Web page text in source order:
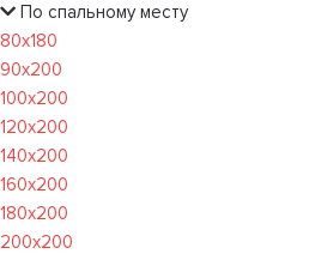
По спальному месту
80х180
90х200
100х200
120x200
140х200
160х200
180х200
200х200